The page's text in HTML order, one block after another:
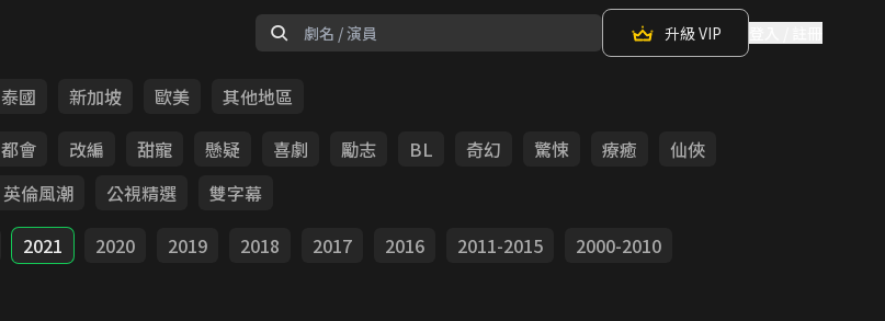
升級 VIP
泰國 新加坡 歐美
其他地區
都會 改編 甜寵 懸疑 喜劇 勵志 BL 奇幻 驚悚 療癒
仙俠
英倫風潮 公視精選
雙字幕
2021 2020 2019 2018 2017 2016 2011-2015
2000-2010